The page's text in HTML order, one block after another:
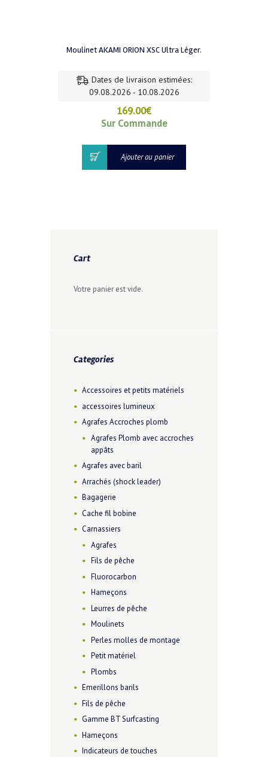
Moulinet AKAMI ORION XSC Ultra Léger.
Dates de livraison estimées:
09.08.2026 - 10.08.2026
169.00€
Sur Commande
Ajouter au panier
Cart
Votre panier est vide.
Categories
Accessoires et petits matériels
accessoires lumineux
Agrafes Accroches plomb
Agrafes Plomb avec accroches
appâts
Agrafes avec baril
Arrachés (shock leader)
Bagagerie
Cache fil bobine
Carnassiers
Agrafes
Fils de pêche
Fluorocarbon
Hameçons
Leurres de pêche
Moulinets
Perles molles de montage
Petit matériel
Plombs
Emerillons barils
Fils de pêche
Gamme BT Surfcasting
Hameçons
Indicateurs de touches